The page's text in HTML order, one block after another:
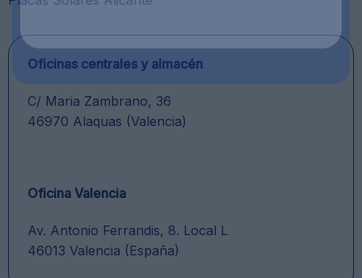
Oficinas centrales y almacén
C/ Maria Zambrano, 36
46970 Alaquas (Valencia)
Oficina Valencia
Av. Antonio Ferrandis, 8. Local L
46013 Valencia (España)